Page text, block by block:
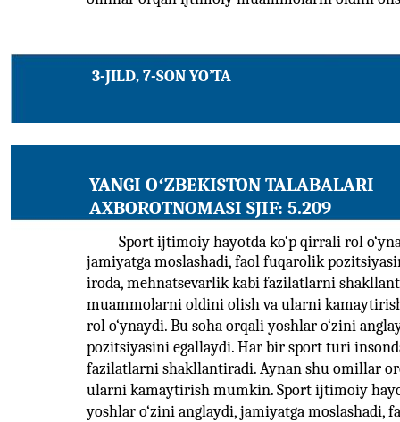
3-JILD, 7-SON YO’TA
YANGI OʻZBEKISTON TALABALARI
AXBOROTNOMASI SJIF: 5.209
Sport ijtimoiy hayotda ko‘p qirrali rol
jamiyatga moslashadi, faol fuqarolik
iroda, mehnatsevarlik kabi fazilatlarni
muammolarni oldini olish va ularni
rol o‘ynaydi. Bu soha orqali yoshlar o‘zini
pozitsiyasini egallaydi. Har bir sport turi
fazilatlarni shakllantiradi. Aynan shu omillar
ularni kamaytirish mumkin. Sport ijtimoiy
yoshlar o‘zini anglaydi, jamiyatga